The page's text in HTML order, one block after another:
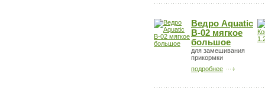
Ведро Aquatic
В-02 мягкое
большое
для замешивания
прикормки
подробнее